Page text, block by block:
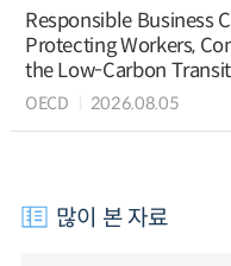
Responsible Business
Protecting Workers,
the Low-Carbon
OECD 2026.08.05
많이 본 자료